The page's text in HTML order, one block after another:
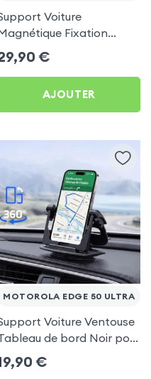
Voiture
Fixation
gobelet pour
Edge 50 Ultra
€
AJOUTER
MOTOROLA EDGE 50 ULTRA
Voiture Ventouse
de bord Noir pour
Edge 50 Ultra
€